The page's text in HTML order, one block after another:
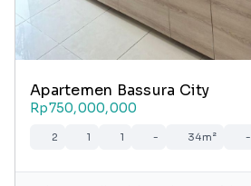
Apartemen Bassura City
Rp750,000,000
2 1 1 - 34m² -